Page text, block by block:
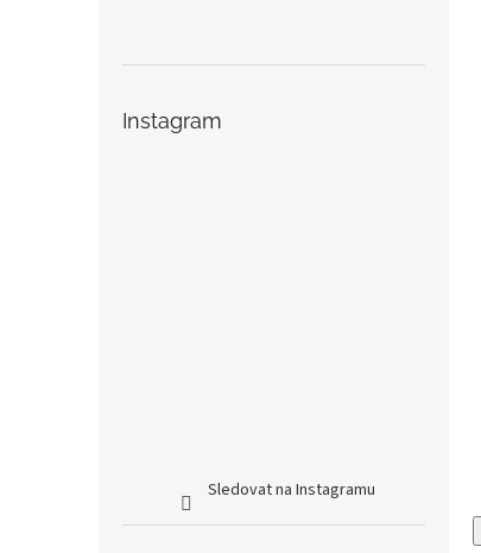
Instagram
Sledovat na Instagramu